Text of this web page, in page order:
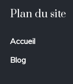
Plan du site
Accueil
Blog